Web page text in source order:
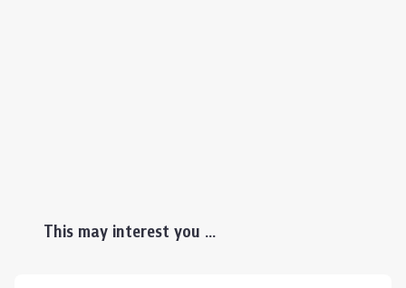
This may interest you ...